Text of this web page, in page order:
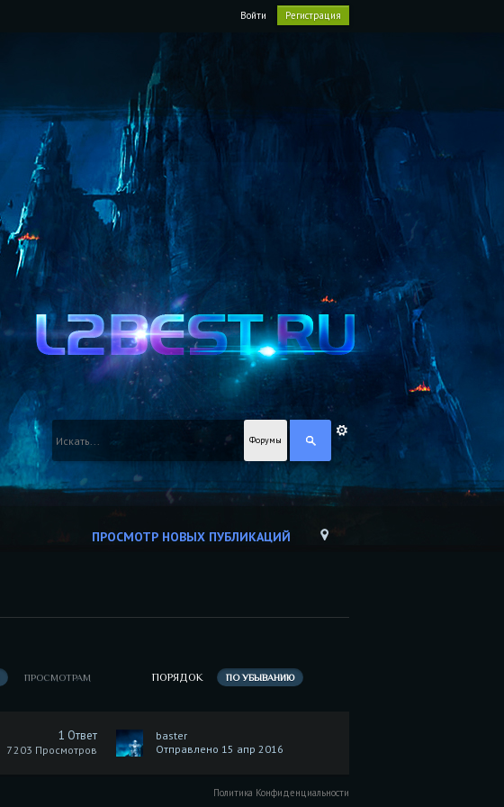
Войти Регистрация
Форумы
ПРОСМОТР НОВЫХ ПУБЛИКАЦИЙ
ПРОСМОТРАМ ПОРЯДОК
ПО УБЫВАНИЮ
1 Ответ
7 203 Просмотров
baster
Отправлено 15 апр 2016
Политика Конфиденциальности